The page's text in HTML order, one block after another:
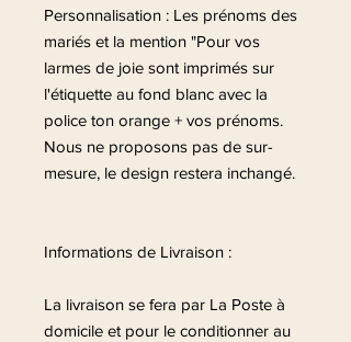
Personnalisation : Les prénoms des
mariés et la mention "Pour vos
larmes de joie sont imprimés sur
l'étiquette au fond blanc avec la
police ton orange + vos prénoms.
Nous ne proposons pas de sur-
mesure, le design restera inchangé.
Informations de Livraison :
La livraison se fera par La Poste à
domicile et pour le conditionner au